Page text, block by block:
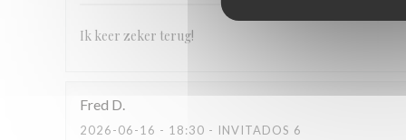
Ik keer zeker terug!
Fred D
2026-06-16 - 18:30 - INVITADOS 6